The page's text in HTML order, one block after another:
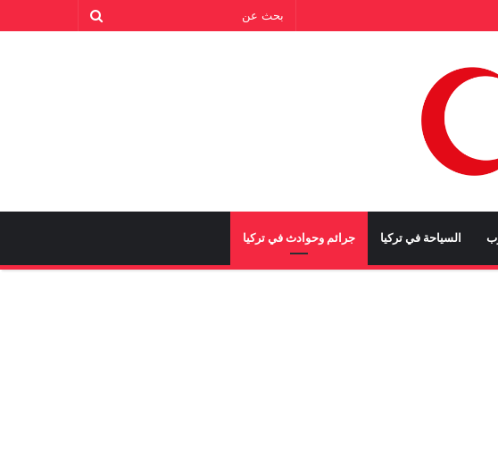
السياحة في تركيا جرائم وحوادث في تركيا